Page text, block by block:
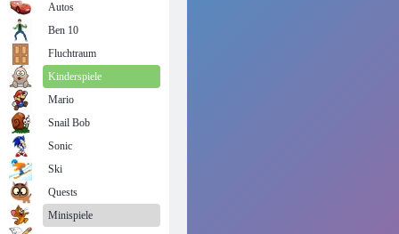
Autos
Ben 10
Fluchtraum
Kinderspiele
Mario
Snail Bob
Sonic
Ski
Quests
Minispiele